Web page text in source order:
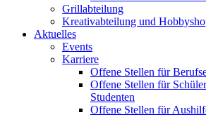
Grillabteilung
Kreativabteilung und
Aktuelles
Events
Karriere
Offene Stellen für
Offene Stellen für
Studenten
Offene Stellen für